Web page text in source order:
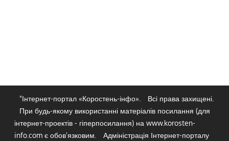
"Інтернет-портал «Коростень-інфо».
Всі права захищені.
При будь-якому використанні матеріалів посилання (для
інтернет-проектів - гіперпосилання) на www.korosten-
info.com є обов'язковим.
Адміністрація Інтернет-порталу